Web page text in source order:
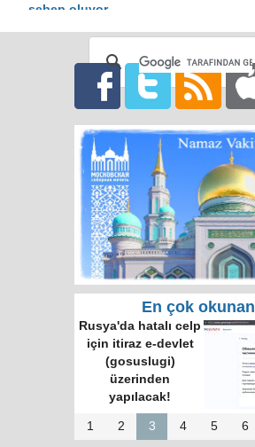
sebep oluyor
En çok okunan
Rusya'da hatalı celp
için itiraz e-devlet
(gosuslugi)
üzerinden
yapılacak!
1 2 3 4 5 6